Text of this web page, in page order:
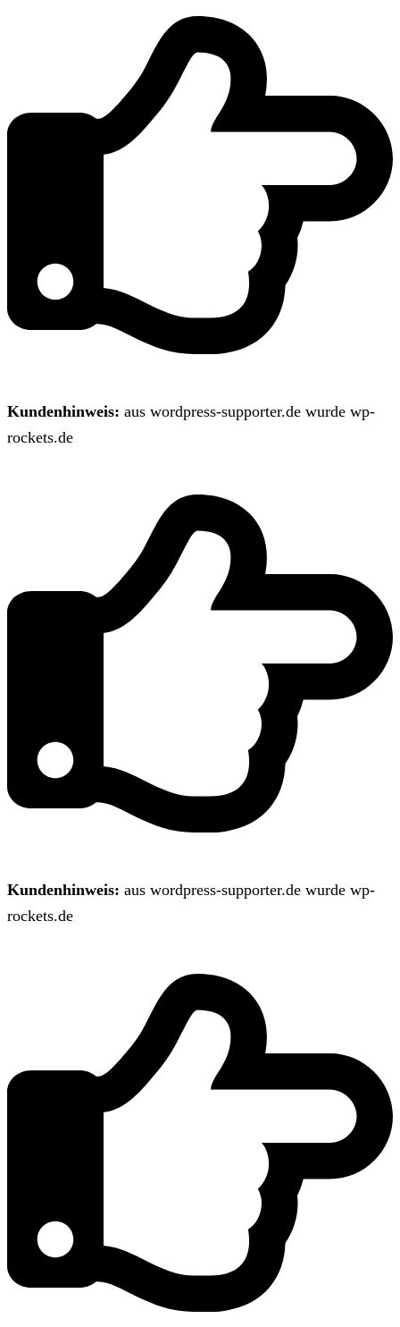
Kundenhinweis: aus wordpress-supporter.de wurde wp-
rockets.de
Kundenhinweis: aus wordpress-supporter.de wurde wp-
rockets.de